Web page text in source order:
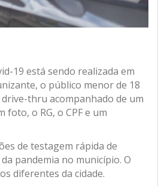
19 está sendo realizada em
o público menor de 18
thru acompanhado de um
o RG, o CPF e um
de testagem rápida de
pandemia no município. O
diferentes da cidade.